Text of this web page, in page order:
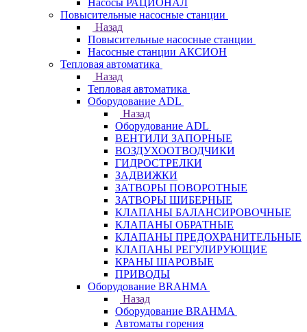
Насосы РАЦИОНАЛ
Повысительные насосные станции
Назад
Повысительные насосные станции
Насосные станции АКСИОН
Тепловая автоматика
Назад
Тепловая автоматика
Оборудование ADL
Назад
Оборудование ADL
ВЕНТИЛИ ЗАПОРНЫЕ
ВОЗДУХООТВОДЧИКИ
ГИДРОСТРЕЛКИ
ЗАДВИЖКИ
ЗАТВОРЫ ПОВОРОТНЫЕ
ЗАТВОРЫ ШИБЕРНЫЕ
КЛАПАНЫ БАЛАНСИРОВОЧНЫЕ
КЛАПАНЫ ОБРАТНЫЕ
КЛАПАНЫ ПРЕДОХРАНИТЕЛЬНЫЕ
КЛАПАНЫ РЕГУЛИРУЮЩИЕ
КРАНЫ ШАРОВЫЕ
ПРИВОДЫ
Оборудование BRAHMA
Назад
Оборудование BRAHMA
Автоматы горения